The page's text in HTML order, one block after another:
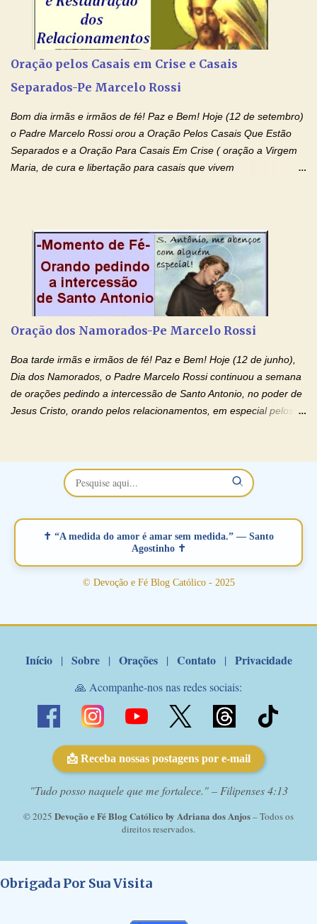
celestiais através da intercessão da Serva de Deus Nhá Chica)
(Rezar durante nove dias seguidos ou intercalados) Nhá Chica,
recorro a vós como intercessora entre a Bondade Divina e as
necessidades humanas. Peço-vos, como favor espiritual, que
entregueis nas mãos do Santíssimo o meu pedido urgente (Fazer
o pedido). Acolhei, Nhá Chica, no vosso coração bondoso as
Oração pelos Casais em Crise e Casais
Separados-Pe Marcelo Rossi
Bom dia irmãs e irmãos de fé! Paz e Bem! Hoje (12 de setembro)
o Padre Marcelo Rossi orou a Oração Pelos Casais Que Estão
Separados e a Oração Para Casais Em Crise ( oração a Virgem
Maria, de cura e libertação para casais que vivem
no programa de rádio Momento de Fé, pela cura dos
relacionamentos. Seu relacionamento está doente? Você está
sofrendo? Então ouça o Momento de Fé e entre nesta corrente
de orações abençoadas, d eixe o Amor Ágape de Jesus curar e
restaurar você e seu relacionamento. Adriana-Devoção e Fé
Oração Pelos Casais Que Estão Separados Casais que estão
separados, devido ao envolvimento de outras pessoas no
relacionamento e que minaram, espiritualmente, a relação do
casal. Vamos orar (coloque o seu esposo ou esposa diante de
Deus). "Senhor Jesus, restaura os laços ...
Oração dos Namorados-Pe Marcelo Rossi
Boa tarde irmãs e irmãos de fé! Paz e Bem! Hoje (12 de junho),
Dia dos Namorados, o Padre Marcelo Rossi continuou a semana
de orações pedindo a intercessão de Santo Antonio, no poder de
Jesus Cristo, orando pelos relacionamentos, em especial pelos
maravilhosos cartões que coloquei aqui para vocês. Não perca
esta abençoada semana no Momento de Fé do Padre Marcelo,
vamos juntos formar esta forte corrente de orações. Você que
verdadeiro, ou que está com problemas no relacionamento
amoroso, creia na poderosa intercessão deste santo amigo:
Santo Antonio! Tenha fé, não desista, pois ele intercede por nós
junto a Jesus! Fique no Amor Ágape de Jesus e no Amor Materno
✝ “A medida do amor é amar sem medida.” — Santo
Agostinho ✝
© Devoção e Fé Blog Católico - 2025
Início | Sobre | Orações | Contato | Privacidade
🙏 Acompanhe-nos nas redes sociais:
📩 Receba nossas postagens por e-mail
"Tudo posso naquele que me fortalece." – Filipenses 4:13
© 2025 Devoção e Fé Blog Católico by Adriana dos Anjos– Todos os
direitos reservados.
Obrigada Por Sua Visita